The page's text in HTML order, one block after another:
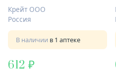
Крейт ООО
Россия
В наличии в 1 аптеке
612